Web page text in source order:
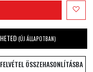
(ÚJ ÁLLAPOTBAN)
FELVÉTEL ÖSSZEHASONLÍTÁSBA